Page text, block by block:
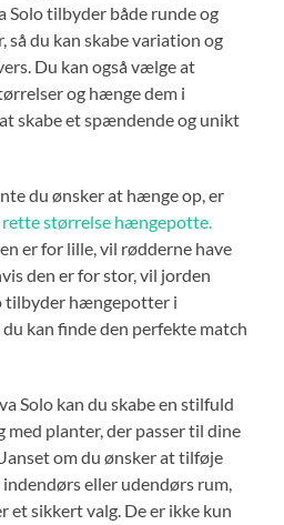
Solo tilbyder både runde og
du kan skabe variation og
Du kan også vælge at
og hænge dem i
skabe et spændende og unikt
du ønsker at hænge op, er
størrelse hængepotte.
er for lille, vil rødderne have
den er for stor, vil jorden
tilbyder hængepotter i
kan finde den perfekte match
Solo kan du skabe en stilfuld
planter, der passer til dine
om du ønsker at tilføje
eller udendørs rum,
et sikkert valg. De er ikke kun